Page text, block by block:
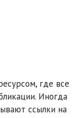
где все
Иногда
ссылки на